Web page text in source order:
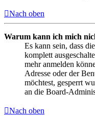
Nach oben
Warum kann ich mich
Es kann sein, dass
komplett
mehr anmelden
Adresse oder der
möchtest, gesperrt
an die Board-
Nach oben